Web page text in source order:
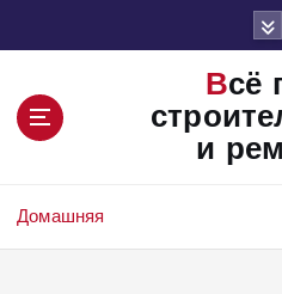
Всё про
и
Домашняя